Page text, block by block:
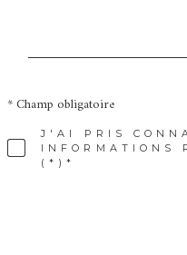
J'AI PRIS
INFORMATIONS
(*)*
* Champ obligatoire